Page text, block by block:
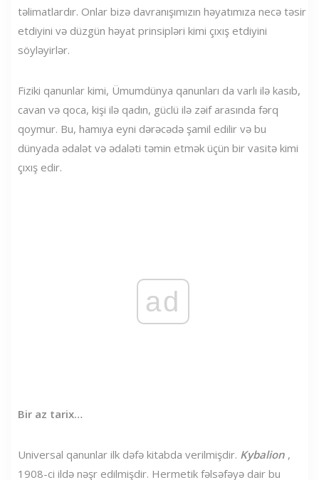
təlimatlardır. Onlar bizə davranışımızın həyatımıza necə təsir
etdiyini və düzgün həyat prinsipləri kimi çıxış etdiyini
söyləyirlər.
Fiziki qanunlar kimi, Ümumdünya qanunları da varlı ilə kasıb,
cavan və qoca, kişi ilə qadın, güclü ilə zəif arasında fərq
qoymur. Bu, hamıya eyni dərəcədə şamil edilir və bu
dünyada ədalət və ədaləti təmin etmək üçün bir vasitə kimi
çıxış edir.
ad
Bir az tarix…
Universal qanunlar ilk dəfə kitabda verilmişdir. Kybalion ,
1908-ci ildə nəşr edilmişdir. Hermetik fəlsəfəyə dair bu